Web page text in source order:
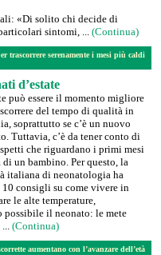
«Di solito chi decide di
sintomi, ... (Continua)
trascorrere serenamente i mesi più caldi
d’estate
può essere il momento migliore
del tempo di qualità in
soprattutto se c’è un nuovo
Tuttavia, c’è da tener conto di
che riguardano i primi mesi
un bambino. Per questo, la
italiana di neonatologia ha
consigli su come vivere in
le alte temperature,
possibile il neonato: le mete
(Continua)
aumentano con l’avanzare dell’età